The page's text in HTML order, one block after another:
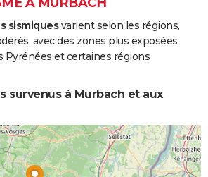
sismiquesvarient selon les régions,
avec des zones plus exposées
Pyrénées et certaines régions
survenus à Murbach et aux